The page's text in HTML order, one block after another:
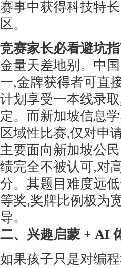
赛事中获得科技特
区。
竞赛家长必看避坑
金量天差地别。中
一,金牌获得者可直
计划享受一本线录
定。而新加坡信息
区域性比赛,仅对申
主要面向新加坡公
绩完全不被认可,对
分。其题目难度远
等奖,奖牌比例极为
导。
二、兴趣启蒙 + AI
如果孩子只是对编